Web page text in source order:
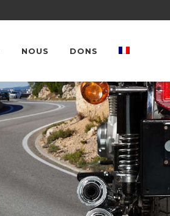
NOUS DONS